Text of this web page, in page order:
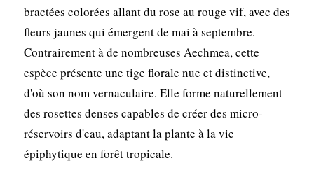
bractées colorées allant du rose au rouge vif, avec des
fleurs jaunes qui émergent de mai à septembre.
Contrairement à de nombreuses Aechmea, cette
espèce présente une tige florale nue et distinctive,
d'où son nom vernaculaire. Elle forme naturellement
des rosettes denses capables de créer des micro-
réservoirs d'eau, adaptant la plante à la vie
épiphytique en forêt tropicale.